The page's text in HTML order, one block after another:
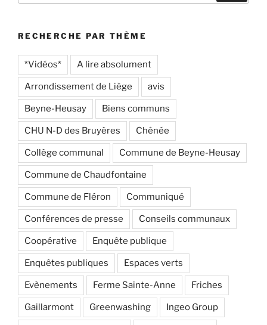
RECHERCHE PAR THÈME
*Vidéos* A lire absolument
Arrondissement de Liège avis
Beyne-Heusay Biens communs
CHU N-D des Bruyères Chênée
Collège communal Commune de Beyne-Heusay
Commune de Chaudfontaine
Commune de Fléron Communiqué
Conférences de presse Conseils communaux
Coopérative Enquête publique
Enquêtes publiques Espaces verts
Evènements Ferme Sainte-Anne Friches
Gaillarmont Greenwashing Ingeo Group